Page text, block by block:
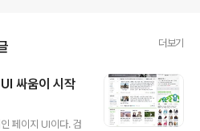
더보기
싸움이 시작
페이지 UI이다. 검